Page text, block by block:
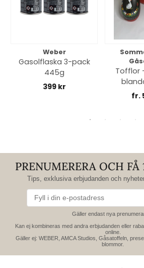
Weber
Gasolflaska 3-pack
445g
399 kr
Tofflor
fr.
PRENUMERERA OCH FÅ
Tips, exklusiva erbjudanden och
Gäller endast nya
Kan ej kombineras med andra erbjudanden eller
online.
Gäller ej: WEBER, AMCA Studios, Gåsatoffeln,
blommor.